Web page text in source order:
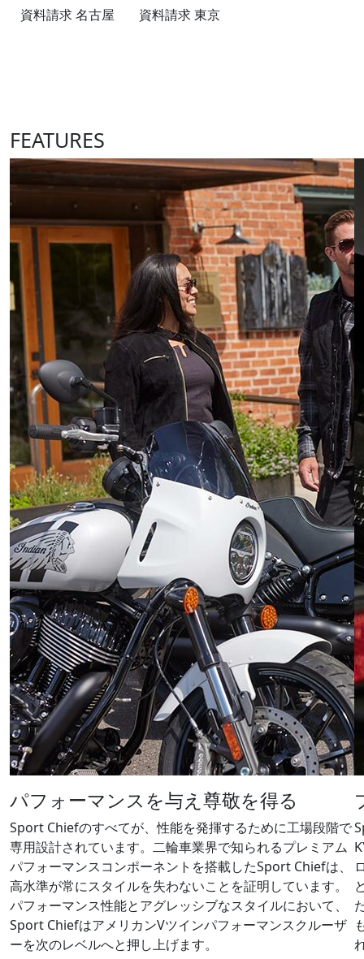
資料請求 名古屋 資料請求 東京
FEATURES
パフォーマンスを​与え尊敬を​得る
Sport Chiefのすべてが、性能を発揮するために工場段階で
専用設計されています。二輪車業界で知られるプレミアム
パフォーマンスコンポーネントを搭載したSport Chiefは、
高水準が常にスタイルを失わないことを証明しています。
パフォーマンス性能とアグレッシブなスタイルにおいて、
Sport ChiefはアメリカンVツインパフォーマンスクルーザ
ーを次のレベルへと押し上げます。